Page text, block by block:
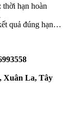
hạn hoàn
quả đúng hạn…
Xuân La, Tây